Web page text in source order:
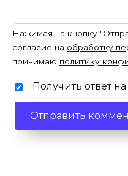
Нажимая на кнопку
согласие на обработку
принимаю политику
Получить ответ